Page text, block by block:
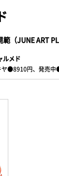
（JUNE ART
ルメド
ヤ●8910円、発売